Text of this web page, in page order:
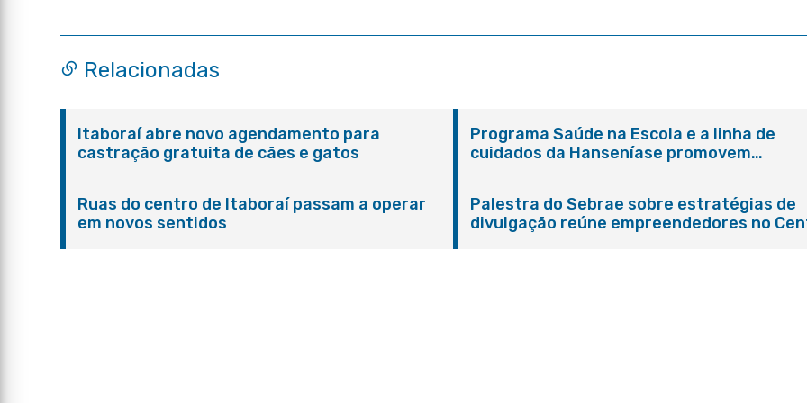
Relacionadas
Itaboraí abre novo agendamento para
castração gratuita de cães e gatos
Programa Saúde na Escola e a linha de
cuidados da Hanseníase promovem
Ruas do centro de Itaboraí passam a operar
em novos sentidos
Palestra do Sebrae sobre estratégias de
divulgação reúne empreendedores no